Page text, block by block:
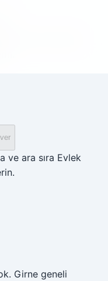
ve ara sıra Evlek
Girne geneli